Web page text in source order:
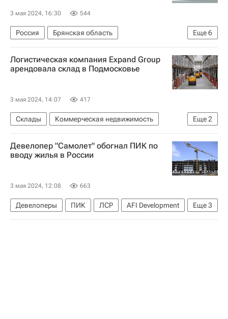
3 мая 2024, 16:30 544
Еще6
Россия
Брянская область
Брянский район
Жилье
Происшествия
Криминал
Обманутые дольщики в России
Логистическая компания Expand Group
арендовала склад в Подмосковье
3 мая 2024, 14:07 417
Еще2
Склады
Коммерческая недвижимость
Московская область (Подмосковье)
Raven Russia
Девелопер "Самолет" обогнал ПИК по
вводу жилья в России
3 мая 2024, 12:08 663
Еще3
Девелоперы ПИК ЛСР
AFI Development
Жилье
Россия Строительство